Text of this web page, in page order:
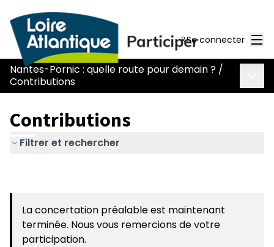
Se connecter
Nantes-Pornic : quelle route pour demain ? /
Contributions
Contributions
Filtrer et rechercher
La concertation préalable est maintenant
terminée. Nous vous remercions de votre
participation.